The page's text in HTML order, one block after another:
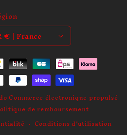
EUR € | France
Commerce électronique propulsé
de remboursement
Conditions d’utilisation